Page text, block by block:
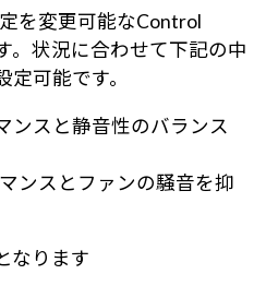
を変更可能なControl
。状況に合わせて下記の中
可能です。
ンスと静音性のバランス
ンスとファンの騒音を抑
なります